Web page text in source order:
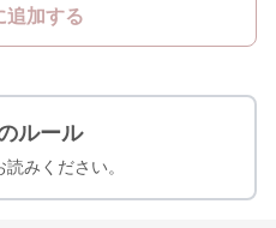
追加する
ルール
みください。